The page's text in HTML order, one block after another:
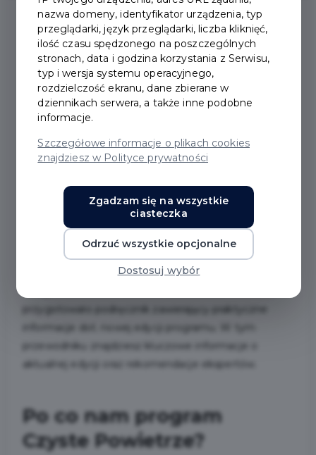
2025-03-31
NOWE CZYSTE
POWIETRZE DLA CIEBIE
Nie zwlekaj z ociepleniem domu i wymianą starego
Skorzystaj z dofinansowania na remont, dzięki
któremu Twój dom będzie zużywać mniej energii, a
Ty zaoszczędzisz na rachunkach. Inwestuj w czyste
powietrze – to się opłaca!
Nowe zasady w Czystym
Powietrzu obowiązują od 31 marca 2025 r.
przewodniku znajdziesz kluczowe informacje o
aktualnej edycji oraz rekomendacje ekspertów.
Po co nam program
Czyste Powietrze?
nazwa domeny, identyfikator urządzenia, typ
przeglądarki, język przeglądarki, liczba kliknięć,
ilość czasu spędzonego na poszczególnych
stronach, data i godzina korzystania z Serwisu,
typ i wersja systemu operacyjnego,
rozdzielczość ekranu, dane zbierane w
dziennikach serwera, a także inne podobne
informacje.
Szczegółowe informacje o plikach cookies
znajdziesz w Polityce prywatności
Zgadzam się na wszystkie
ciasteczka
Odrzuć wszystkie opcjonalne
Dostosuj wybór